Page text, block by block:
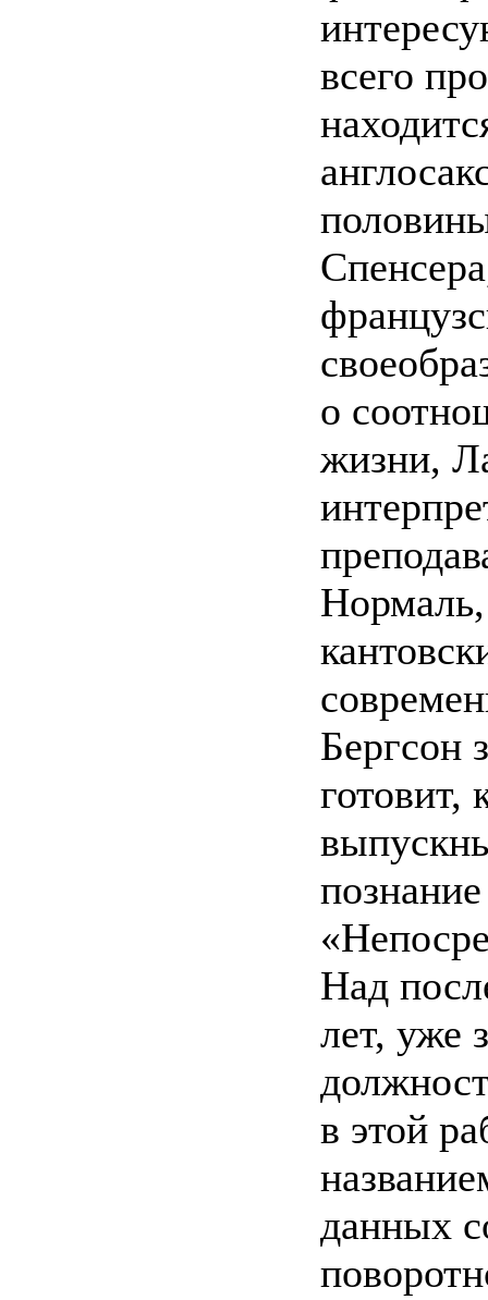
всего
о
жизни,
Бергсон
готовит,
Над
лет, уже
в этой
данных